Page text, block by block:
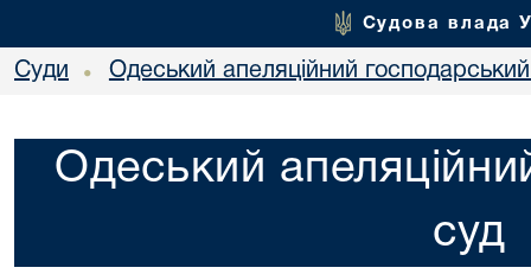
Судова влада
Суди • Одеський апеляційний
Одеський
суд